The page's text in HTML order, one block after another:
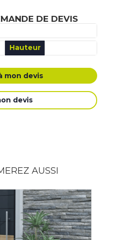
DE DEVIS
Hauteur
mon devis
devis
AUSSI